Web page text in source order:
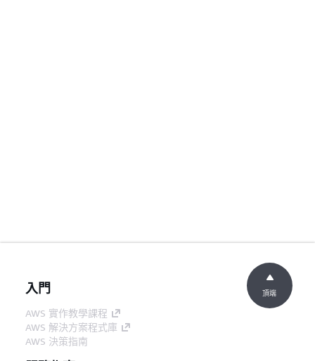
入門
AWS 實作教學課程
AWS 解決方案程式庫
AWS 決策指南
頂端